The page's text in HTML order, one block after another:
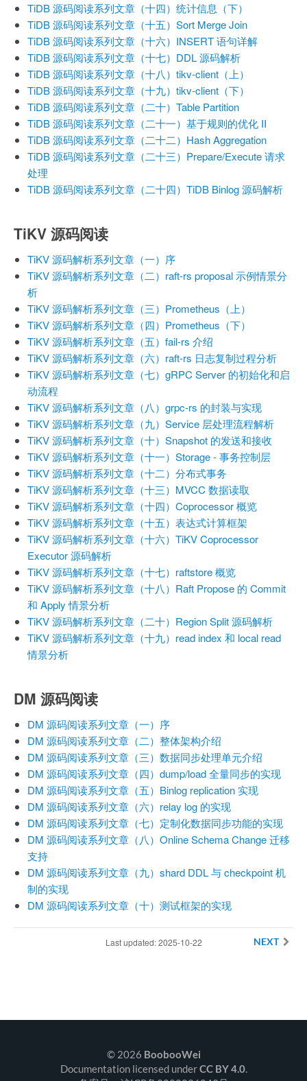
TiDB 源码阅读系列文章（十四）统计信息（下）
TiDB 源码阅读系列文章（十五）Sort Merge Join
TiDB 源码阅读系列文章（十六）INSERT 语句详解
TiDB 源码阅读系列文章（十七）DDL 源码解析
TiDB 源码阅读系列文章（十八）tikv-client（上）
TiDB 源码阅读系列文章（十九）tikv-client（下）
TiDB 源码阅读系列文章（二十）Table Partition
TiDB 源码阅读系列文章（二十一）基于规则的优化 II
TiDB 源码阅读系列文章（二十二）Hash Aggregation
TiDB 源码阅读系列文章（二十三）Prepare/Execute 请求
处理
TiDB 源码阅读系列文章（二十四）TiDB Binlog 源码解析
TiKV 源码阅读
TiKV 源码解析系列文章（一）序
TiKV 源码解析系列文章（二）raft-rs proposal 示例情景分
析
TiKV 源码解析系列文章（三）Prometheus（上）
TiKV 源码解析系列文章（四）Prometheus（下）
TiKV 源码解析系列文章（五）fail-rs 介绍
TiKV 源码解析系列文章（六）raft-rs 日志复制过程分析
TiKV 源码解析系列文章（七）gRPC Server 的初始化和启
动流程
TiKV 源码解析系列文章（八）grpc-rs 的封装与实现
TiKV 源码解析系列文章（九）Service 层处理流程解析
TiKV 源码解析系列文章（十）Snapshot 的发送和接收
TiKV 源码解析系列文章（十一）Storage - 事务控制层
TiKV 源码解析系列文章（十二）分布式事务
TiKV 源码解析系列文章（十三）MVCC 数据读取
TiKV 源码解析系列文章（十四）Coprocessor 概览
TiKV 源码解析系列文章（十五）表达式计算框架
TiKV 源码解析系列文章（十六）TiKV Coprocessor
Executor 源码解析
TiKV 源码解析系列文章（十七）raftstore 概览
TiKV 源码解析系列文章（十八）Raft Propose 的 Commit
和 Apply 情景分析
TiKV 源码解析系列文章（二十）Region Split 源码解析
TiKV 源码解析系列文章（十九）read index 和 local read
情景分析
DM 源码阅读
DM 源码阅读系列文章（一）序
DM 源码阅读系列文章（二）整体架构介绍
DM 源码阅读系列文章（三）数据同步处理单元介绍
DM 源码阅读系列文章（四）dump/load 全量同步的实现
DM 源码阅读系列文章（五）Binlog replication 实现
DM 源码阅读系列文章（六）relay log 的实现
DM 源码阅读系列文章（七）定制化数据同步功能的实现
DM 源码阅读系列文章（八）Online Schema Change 迁移
支持
DM 源码阅读系列文章（九）shard DDL 与 checkpoint 机
制的实现
DM 源码阅读系列文章（十）测试框架的实现
Last updated: 2025-10-22 NEXT
© 2026 BoobooWei
Documentation licensed underCC BY 4.0.